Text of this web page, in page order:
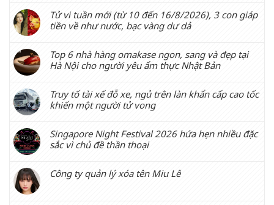
Tử vi tuần mới (từ 10 đến 16/8/2026), 3 con giáp
tiền về như nước, bạc vàng dư dả
Top 6 nhà hàng omakase ngon, sang và đẹp tại
Hà Nội cho người yêu ẩm thực Nhật Bản
Truy tố tài xế đỗ xe, ngủ trên làn khẩn cấp cao tốc
khiến một người tử vong
Singapore Night Festival 2026 hứa hẹn nhiều đặc
sắc vì chủ đề thần thoại
Công ty quản lý xóa tên Miu Lê